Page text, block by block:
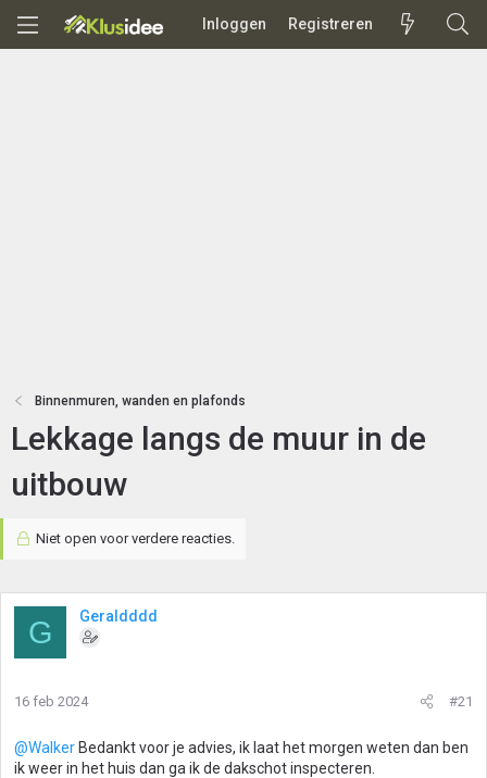
Inloggen Registreren
Binnenmuren, wanden en plafonds
Lekkage langs de muur in de
uitbouw
Niet open voor verdere reacties.
G Geraldddd
16 feb 2024 #21
@Walker Bedankt voor je advies, ik laat het morgen weten dan ben
ik weer in het huis dan ga ik de dakschot inspecteren.